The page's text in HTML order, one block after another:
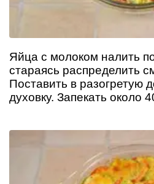
Яйца с молоком налить
стараясь распределить
Поставить в разогретую
духовку. Запекать около